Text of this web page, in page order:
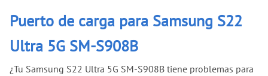
Puerto de carga para Samsung S22
Ultra 5G SM-S908B
¿Tu Samsung S22 Ultra 5G SM-S908B tiene problemas para